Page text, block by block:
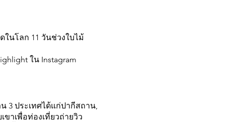
นโลก 11 วันช่วงใบไม้
ใน Instagram
3 ประเทศได้แก่ปากีสถาน,
าเพื่อท่องเที่ยวถ่ายวิว